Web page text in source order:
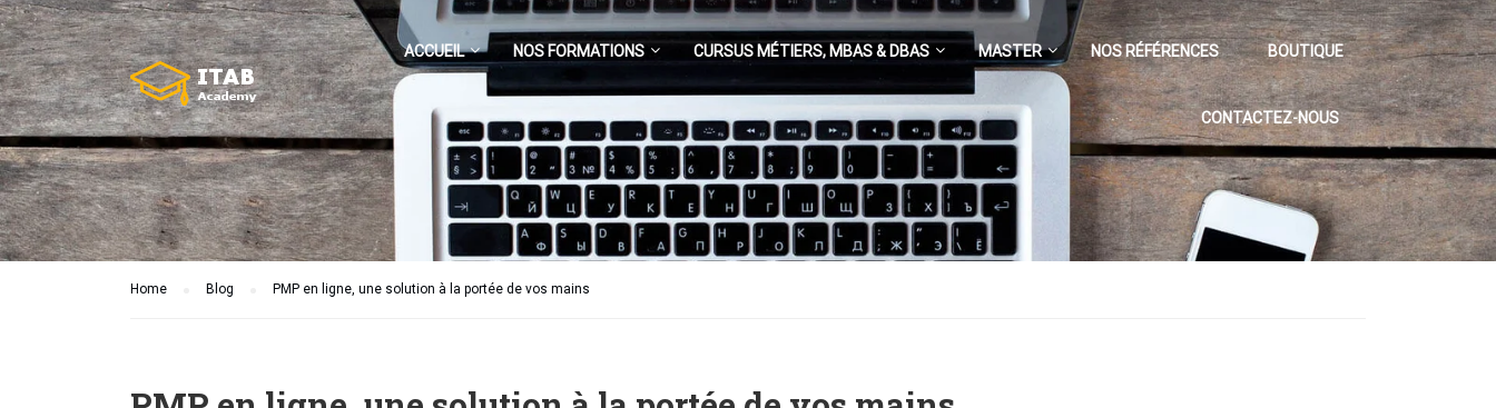
ACCUEIL NOS FORMATIONS CURSUS MÉTIERS, MBAS & DBAS MASTER NOS RÉFÉRENCES BOUTIQUE
CONTACTEZ-NOUS
Home Blog PMP en ligne, une solution à la portée de vos mains